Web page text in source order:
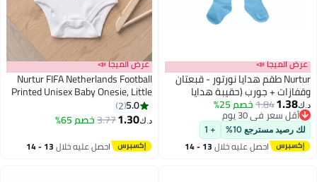
عرض الميجا 📣
Nurtur طقم هدايا نورتور - قبعتان
وقفازات + جورب (حقيبة هدايا
شبكية) - ولد
د.ك‏1.38
1.84خصم 25%
أقل سعر في 30 يوم
أقل سعر في 30 يوم
لك رصيد مسترجع 10% + 1
احصل عليه خلال 13 - 14
عرض الميجا 📣
Nurtur FIFA Netherlands Football
Printed Unisex Baby Onesie, Little
Champion Teddy Graphic, Soft
Cotton Infant Bodysuit - White
5.0
2
د.ك‏1.30
3.77خصم 65%
احصل عليه خلال 13 - 14